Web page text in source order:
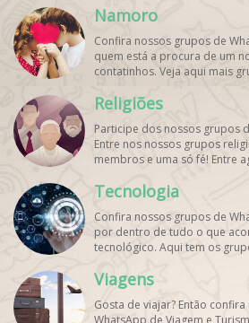
Namoro
Confira nossos grupos de
quem está a procura de um
contatinhos. Veja aqui mais
Religiões
Participe dos nossos grupos
Entre nos nossos grupos
membros e uma só fé! Entre
Tecnologia
Confira nossos grupos de
por dentro de tudo o que
tecnológico. Aqui tem os
Viagens
Gosta de viajar? Então
WhatsApp de Viagem e